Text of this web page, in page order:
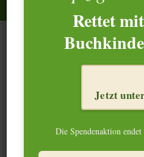
Viele, Viele
nicht richtig
aber schon
20. März 2026by
Rettet
Jetzt
Die Spendenaktion endet